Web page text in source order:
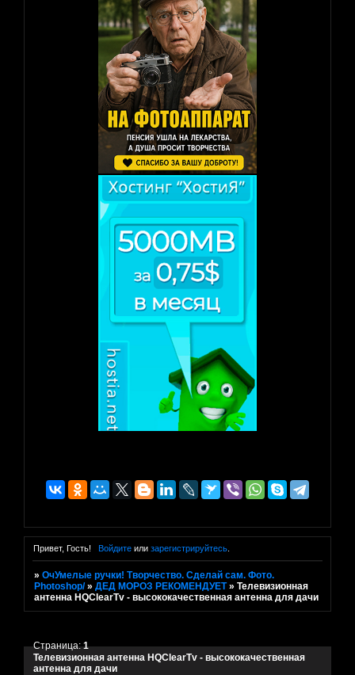
Привет, Гость! Войдитеили зарегистрируйтесь.
»ОчУмелые ручки! Творчество. Сделай сам. Фото.
Photoshop/ »ДЕД МОРОЗ РЕКОМЕНДУЕТ »Телевизионная
антенна HQClearTv - высококачественная антенна для дачи
Телевизионная антенна HQClearTv - высококачественная
антенна для дачи
Страница:1